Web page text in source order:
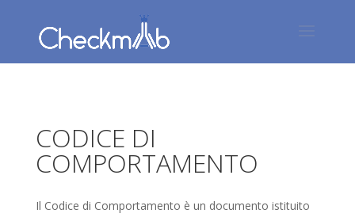
CODICE DI
COMPORTAMENTO
Il Codice di Comportamento è un documento istituito